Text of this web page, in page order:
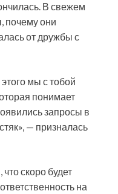
В свежем
почему они
от дружбы с
мы с тобой
понимает
запросы в
— призналась
скоро будет
на